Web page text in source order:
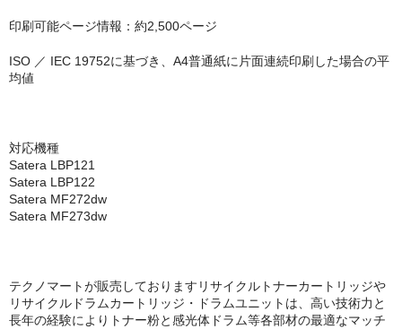
ブラザー BROTHER
リコー RICOH
リコー RICOH
デュプロ duplo
印刷可能ページ情報：約2,500ページ
ISO ／ IEC 19752に基づき、A4普通紙に片面連続印刷した場合の平
均値
対応機種
Satera LBP121
Satera LBP122
Satera MF272dw
Satera MF273dw
テクノマートが販売しておりますリサイクルトナーカートリッジや
リサイクルドラムカートリッジ・ドラムユニットは、高い技術力と
長年の経験によりトナー粉と感光体ドラム等各部材の最適なマッチ